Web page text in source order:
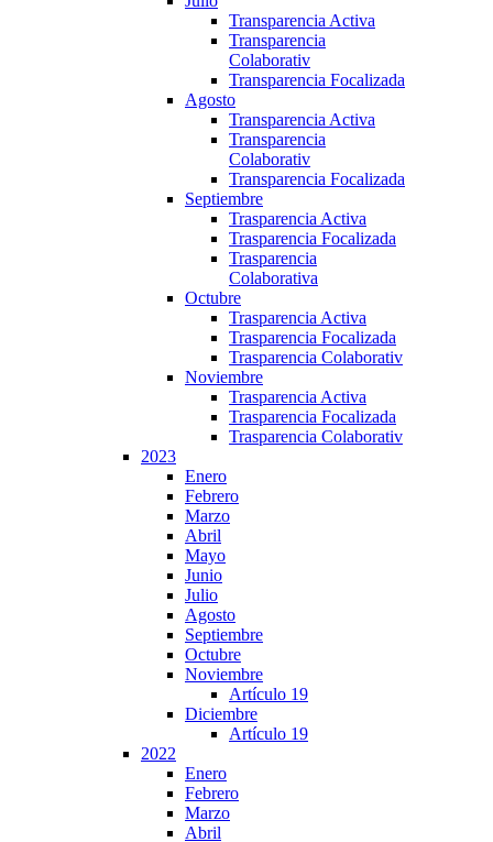
Transparencia Activa
Transparencia
Colaborativ
Transparencia Focalizada
Agosto
Transparencia Activa
Transparencia
Colaborativ
Transparencia Focalizada
Septiembre
Trasparencia Activa
Trasparencia Focalizada
Trasparencia
Colaborativa
Octubre
Trasparencia Activa
Trasparencia Focalizada
Trasparencia Colaborativ
Noviembre
Trasparencia Activa
Trasparencia Focalizada
Trasparencia Colaborativ
2023
Enero
Febrero
Marzo
Abril
Mayo
Junio
Julio
Agosto
Septiembre
Octubre
Noviembre
Artículo 19
Diciembre
Artículo 19
2022
Enero
Febrero
Marzo
Abril